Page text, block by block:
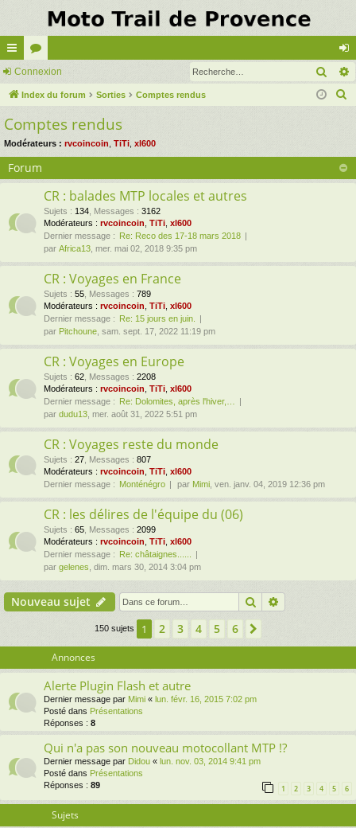
cc
ès
ra
pi
de
or
u
m
s
on
ne
Connexion
Index du forum Sorties Comptes rendus
r
Comptes rendus
Modérateurs : rvcoincoin TiTi xl600
Forum
CR : balades MTP locales et autres
Sujets : 134 Messages : 3162
Modérateurs : rvcoincoin TiTi xl600
Dernier message : Re: Reco des 17-18 mars 2018
par Africa13 , mer. mai 02, 2018 9:35 pm
CR : Voyages en France
Sujets : 55 Messages : 789
Modérateurs : rvcoincoin TiTi xl600
Dernier message : Re: 15 jours en juin.
par Pitchoune , sam. sept. 17, 2022 11:19 pm
CR : Voyages en Europe
Sujets : 62 Messages : 2208
Modérateurs : rvcoincoin TiTi xl600
Dernier message : Re: Dolomites, après l'hiver,…
par dudu13 , mer. août 31, 2022 5:51 pm
CR : Voyages reste du monde
Sujets : 27 Messages : 807
Modérateurs : rvcoincoin TiTi xl600
Dernier message : Monténégro par Mimi , ven. janv. 04, 2019 12:36 pm
CR : les délires de l'équipe du (06)
Sujets : 65 Messages : 2099
Modérateurs : rvcoincoin TiTi xl600
Dernier message : Re: châtaignes......
par gelenes , dim. mars 30, 2014 3:04 pm
Nouveau sujet Rechercher
150 sujets 1 2 3 4 5 6
Annonces
Alerte Plugin Flash et autre
Dernier message par Mimi « lun. févr. 16, 2015 7:02 pm
Posté dans Présentations
Réponses : 8
Qui n'a pas son nouveau motocollant MTP !?
Dernier message par Didou « lun. nov. 03, 2014 9:41 pm
Posté dans Présentations
Réponses : 89 1 2 3 4 5 6
Sujets